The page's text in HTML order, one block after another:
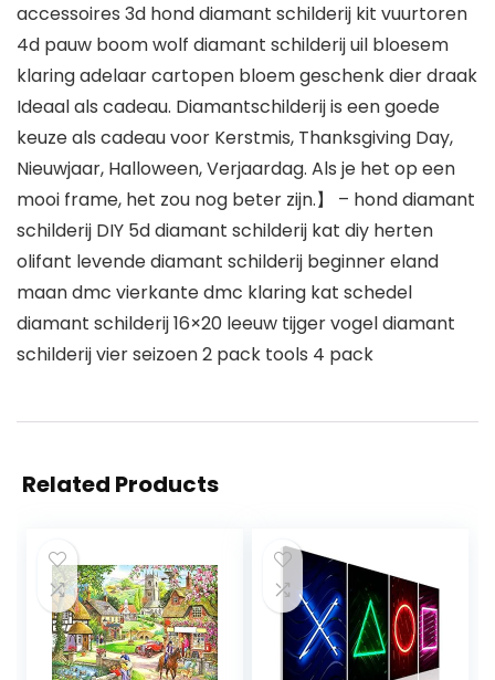
accessoires 3d hond diamant schilderij kit vuurtoren
4d pauw boom wolf diamant schilderij uil bloesem
klaring adelaar cartopen bloem geschenk dier draak
Ideaal als cadeau. Diamantschilderij is een goede
keuze als cadeau voor Kerstmis, Thanksgiving Day,
Nieuwjaar, Halloween, Verjaardag. Als je het op een
mooi frame, het zou nog beter zijn.】 – hond diamant
schilderij DIY 5d diamant schilderij kat diy herten
olifant levende diamant schilderij beginner eland
maan dmc vierkante dmc klaring kat schedel
diamant schilderij 16×20 leeuw tijger vogel diamant
schilderij vier seizoen 2 pack tools 4 pack
Related Products